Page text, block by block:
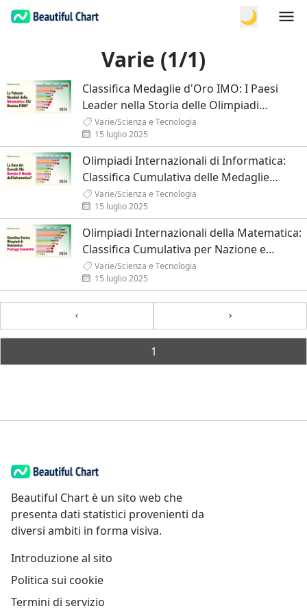
🌙
Varie (1/1)
Classifica Medaglie d'Oro IMO: I Paesi
Leader nella Storia delle Olimpiadi
Internazionali della Matematica
Varie/Scienza e Tecnologia
15 luglio 2025
Olimpiadi Internazionali di Informatica:
Classifica Cumulativa delle Medaglie
d'Oro per Nazione
Varie/Scienza e Tecnologia
15 luglio 2025
Olimpiadi Internazionali della Matematica:
Classifica Cumulativa per Nazione e
Tendenze di Eccellenza
Varie/Scienza e Tecnologia
15 luglio 2025
Previous
Next
1
Beautiful Chart è un sito web che
presenta dati statistici provenienti da
diversi ambiti in forma visiva.
Introduzione al sito
Politica sui cookie
Termini di servizio